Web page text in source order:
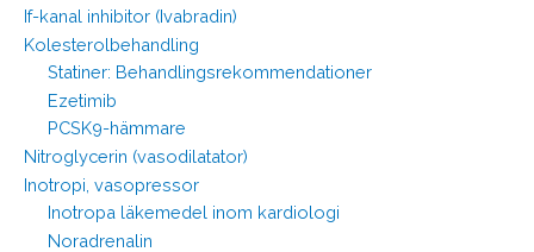
If-kanal inhibitor (Ivabradin)
Kolesterolbehandling
Statiner: Behandlingsrekommendationer
Ezetimib
PCSK9-hämmare
Nitroglycerin (vasodilatator)
Inotropi, vasopressor
Inotropa läkemedel inom kardiologi
Noradrenalin